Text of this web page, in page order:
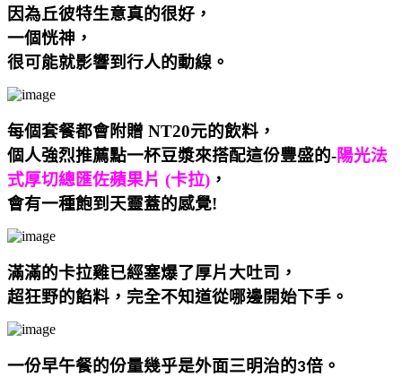
因為丘彼特生意真的很好，
一個恍神，
很可能就影響到行人的動線。
每個套餐都會附贈 NT20元的飲料 ，
個人強烈推薦點一杯豆漿來搭配這份豐盛的-陽光法
式厚切總匯佐蘋果片 (卡拉) ，
會有一種飽到天靈蓋的感覺!
滿滿的卡拉雞已經塞爆了厚片大吐司，
超狂野的餡料，完全不知道從哪邊開始下手。
一份早午餐的份量幾乎是外面三明治的3倍。